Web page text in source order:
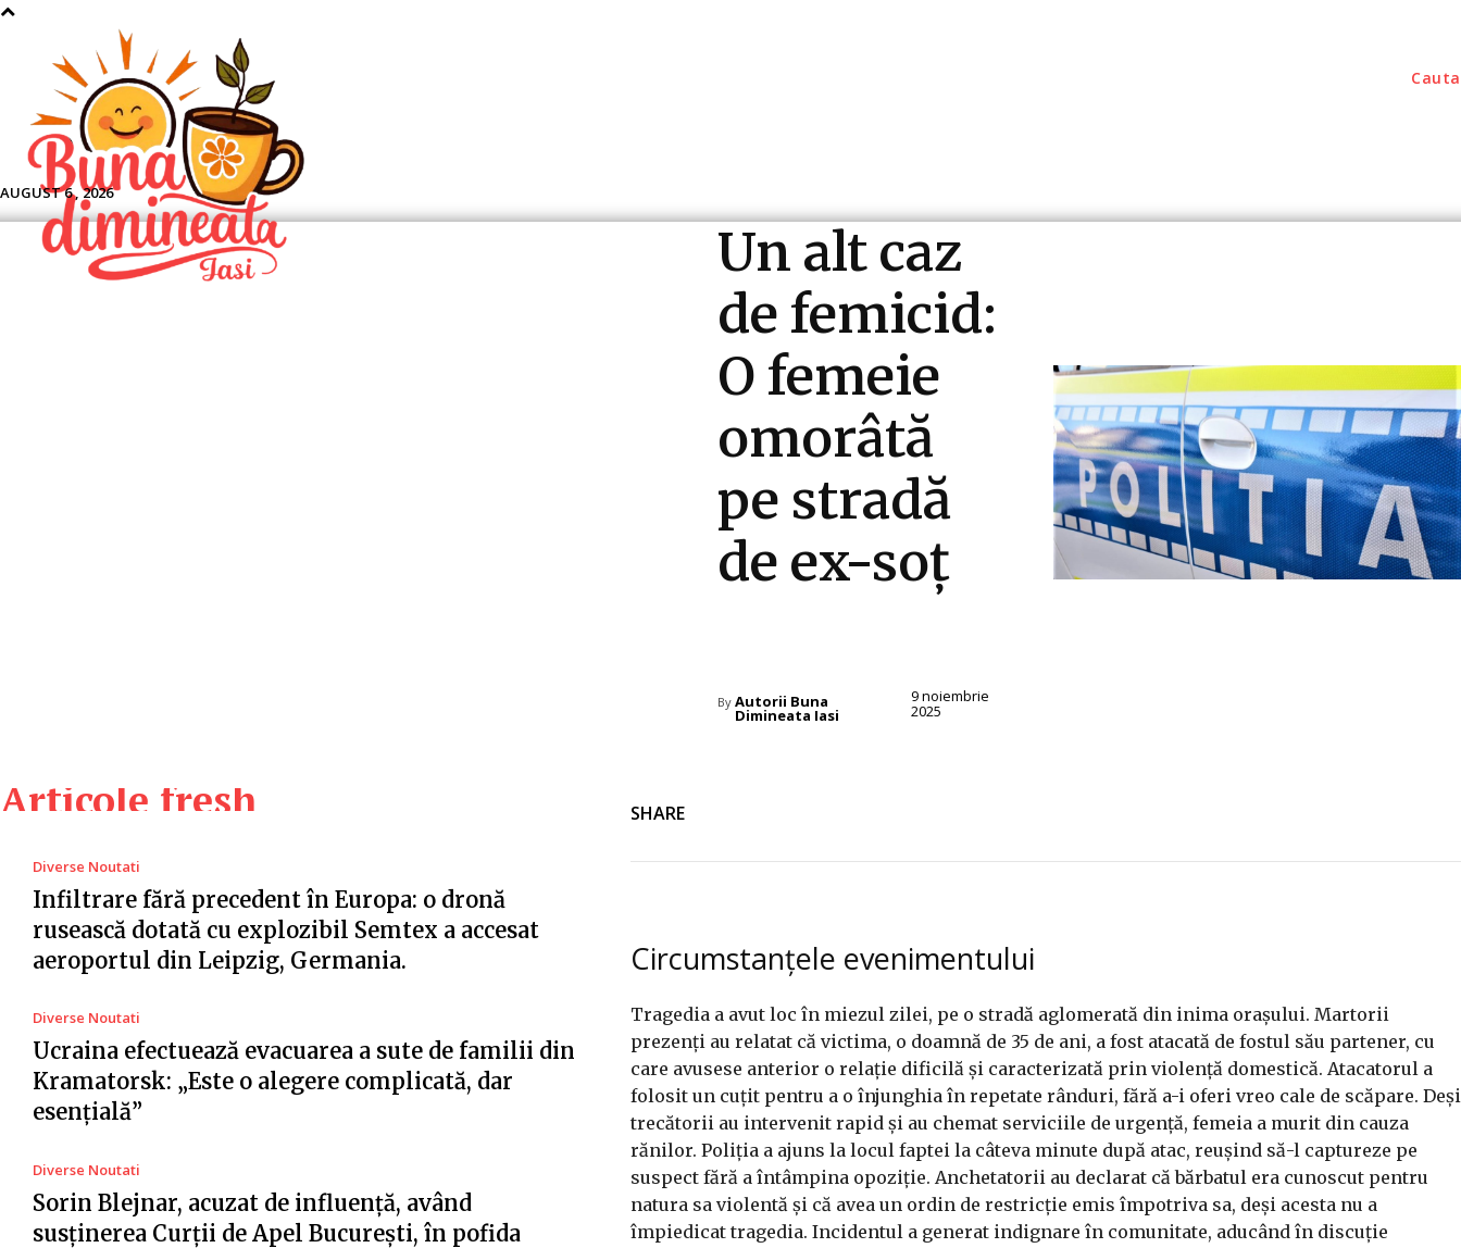
AUGUST 6 , 2026
Cauta
Un alt caz
de femicid:
O femeie
omorâtă
pe stradă
de ex-soț
By Autorii Buna
Dimineata Iasi
9 noiembrie
2025
Articole fresh
Diverse Noutati
Infiltrare fără precedent în Europa: o dronă
rusească dotată cu explozibil Semtex a accesat
aeroportul din Leipzig, Germania.
Diverse Noutati
Ucraina efectuează evacuarea a sute de familii din
Kramatorsk: „Este o alegere complicată, dar
esențială”
Diverse Noutati
Sorin Blejnar, acuzat de influență, având
susținerea Curții de Apel București, în pofida
SHARE
Circumstanțele evenimentului
Tragedia a avut loc în miezul zilei, pe o stradă aglomerată din inima orașului. Martorii
prezenți au relatat că victima, o doamnă de 35 de ani, a fost atacată de fostul său partener, cu
care avusese anterior o relație dificilă și caracterizată prin violență domestică. Atacatorul a
folosit un cuțit pentru a o înjunghia în repetate rânduri, fără a-i oferi vreo cale de scăpare. Deși
trecătorii au intervenit rapid și au chemat serviciile de urgență, femeia a murit din cauza
rănilor. Poliția a ajuns la locul faptei la câteva minute după atac, reușind să-l captureze pe
suspect fără a întâmpina opoziție. Anchetatorii au declarat că bărbatul era cunoscut pentru
natura sa violentă și că avea un ordin de restricție emis împotriva sa, deși acesta nu a
împiedicat tragedia. Incidentul a generat indignare în comunitate, aducând în discuție